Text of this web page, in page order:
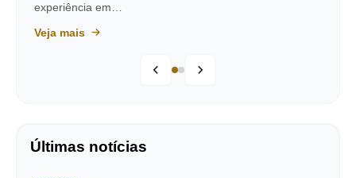
experiência em…
Veja mais
Últimas notícias